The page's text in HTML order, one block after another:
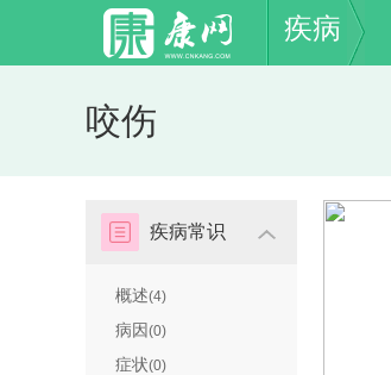
疾病
咬伤
疾病常识
概述(4)
病因(0)
症状(0)